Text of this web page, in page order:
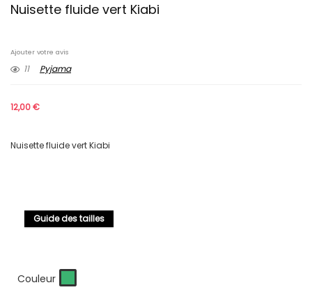
Nuisette fluide vert Kiabi
Ajouter votre avis
11 Pyjama
12,00€
Nuisette fluide vert Kiabi
Guide des tailles
Couleur